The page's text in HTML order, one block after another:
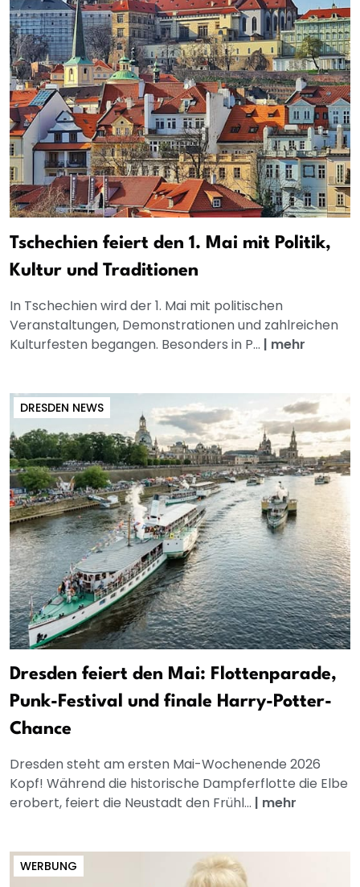
Tschechien feiert den 1. Mai mit Politik,
Kultur und Traditionen
In Tschechien wird der 1. Mai mit politischen
Veranstaltungen, Demonstrationen und zahlreichen
Kulturfesten begangen. Besonders in P... | mehr
DRESDEN NEWS
Dresden feiert den Mai: Flottenparade,
Punk-Festival und finale Harry-Potter-
Chance
Dresden steht am ersten Mai-Wochenende 2026
Kopf! Während die historische Dampferflotte die Elbe
erobert, feiert die Neustadt den Frühl... | mehr
WERBUNG